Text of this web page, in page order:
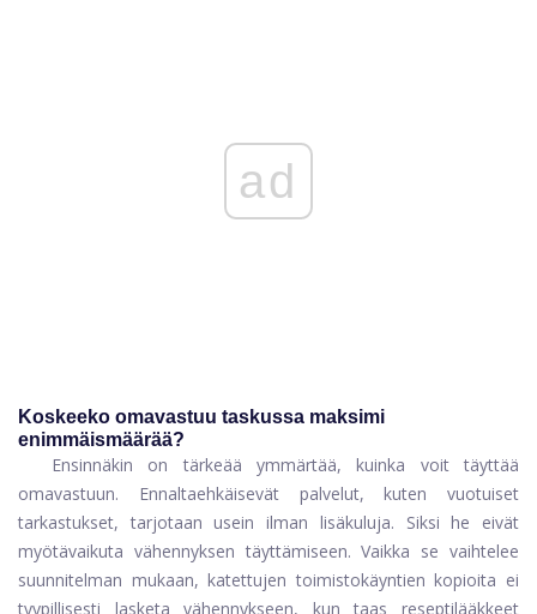
ad
Koskeeko omavastuu taskussa maksimi
enimmäismäärää?
Ensinnäkin on tärkeää ymmärtää, kuinka voit täyttää
omavastuun. Ennaltaehkäisevät palvelut, kuten vuotuiset
tarkastukset, tarjotaan usein ilman lisäkuluja. Siksi he eivät
myötävaikuta vähennyksen täyttämiseen. Vaikka se vaihtelee
suunnitelman mukaan, katettujen toimistokäyntien kopioita ei
tyypillisesti lasketa vähennykseen, kun taas reseptilääkkeet